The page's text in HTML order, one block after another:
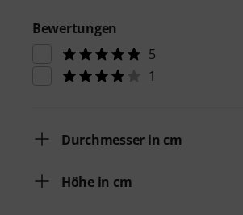
Bewertungen
5
1
Durchmesser in cm
Höhe in cm